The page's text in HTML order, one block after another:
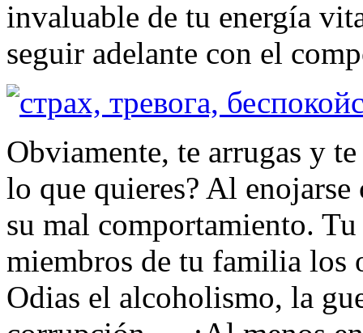
invaluable de tu energía
seguir adelante con el
Obviamente, te arrugas y
lo que quieres? Al
su mal comportamiento.
miembros de tu familia los
Odias el alcoholismo, la